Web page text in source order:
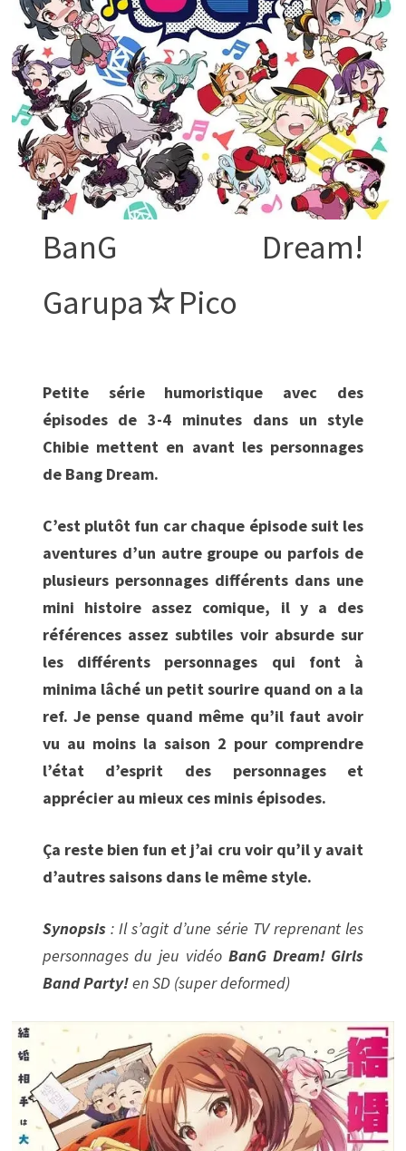
BanG Dream!
Garupa☆Pico
Petite série humoristique avec des
épisodes de 3-4 minutes dans un style
Chibie mettent en avant les personnages
de Bang Dream.
C’est plutôt fun car chaque épisode suit les
aventures d’un autre groupe ou parfois de
plusieurs personnages différents dans une
mini histoire assez comique, il y a des
références assez subtiles voir absurde sur
les différents personnages qui font à
minima lâché un petit sourire quand on a la
ref. Je pense quand même qu’il faut avoir
vu au moins la saison 2 pour comprendre
l’état d’esprit des personnages et
apprécier au mieux ces minis épisodes.
Ça reste bien fun et j’ai cru voir qu’il y avait
d’autres saisons dans le même style.
Synopsis : Il s’agit d’une série TV reprenant les
personnages du jeu vidéo BanG Dream! Girls
Band Party!en SD (super deformed)